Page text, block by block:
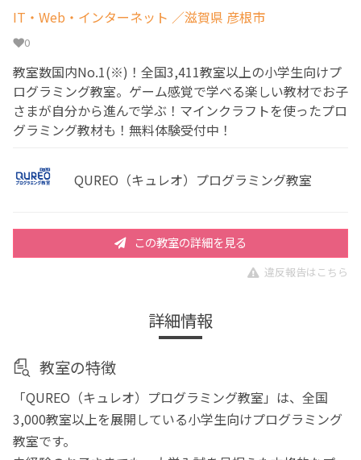
IT・Web・インターネット ／滋賀県 彦根市
0
教室数国内No.1(※)！全国3,411教室以上の小学生向けプ
ログラミング教室。ゲーム感覚で学べる楽しい教材でお子
さまが自分から進んで学ぶ！マインクラフトを使ったプロ
グラミング教材も！無料体験受付中！
QUREO（キュレオ）プログラミング教室
この教室の詳細を見る
違反報告はこちら
詳細情報
教室の特徴
「QUREO（キュレオ）プログラミング教室」は、全国
3,000教室以上を展開している小学生向けプログラミング
教室です。